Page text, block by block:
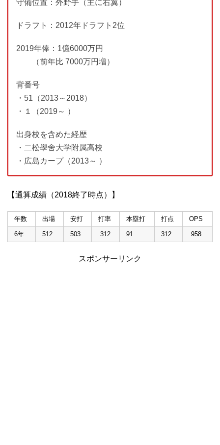
守備位置：外野手（主に右翼）
ドラフト：2012年ドラフト2位
2019年俸：1億6000万円
（前年比 7000万円増）
背番号
・51（2013～2018）
・１（2019～ ）
出身校を含めた経歴
・二松學舍大学附属高校
・広島カープ（2013～ ）
【通算成績（2018終了時点）】
年数 出場 安打 打率 本塁打 打点 OPS
6年 512 503 .312 91 312 .958
スポンサーリンク